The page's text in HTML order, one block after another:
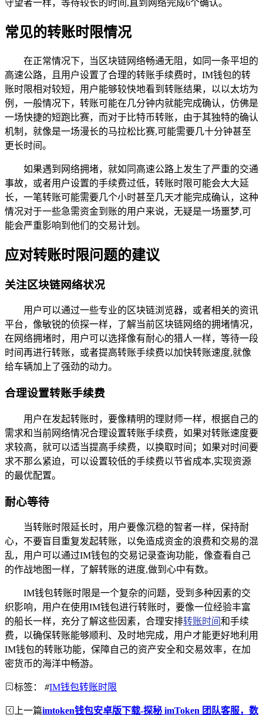
守望者一样，等待较长的时间,直到网络完成6个确认。
常见的转账时限情况
在正常情况下，当区块链网络畅通无阻，如同一条平坦的
高速公路，且用户设置了合理的转账手续费时，IM钱包的转
账时限相对较短，用户能够较快地看到转账结果，以以太坊为
例，一般情况下，转账可能在几分钟内就能完成确认，仿佛是
一场快捷的短跑比赛，而对于比特币转账，由于其独特的确认
机制，就像是一场漫长的马拉松比赛,可能需要几十分钟甚至
更长时间。
如果遇到网络拥堵，就如同高速公路上发生了严重的交通
事故，或者用户设置的手续费过低，转账时限可能会大大延
长，一笔转账可能需要几个小时甚至几天才能完成确认，这种
情况对于一些急需资金到账的用户来说，无疑是一场噩梦,可
能会严重影响到他们的交易计划。
应对转账时限问题的建议
关注区块链网络状况
用户可以通过一些专业的区块链浏览器，或者相关的资讯
平台，像敏锐的侦探一样，了解当前区块链网络的拥堵情况，
在网络拥堵时，用户可以选择像有耐心的猎人一样，等待一段
时间再进行转账，或者提高转账手续费以加快转账速度,就像
给车辆加上了强劲的动力。
合理设置转账手续费
用户在发起转账时，要像精明的理财师一样，根据自己的
需求和当前网络情况合理设置转账手续费，如果对转账速度要
求较高，就可以适当提高手续费，以换取时间；如果对时间要
求不那么紧迫，可以设置较低的手续费以节省成本,实现资源
的最优配置。
耐心等待
当转账时限延长时，用户要像沉稳的智者一样，保持耐
心，不要盲目重复发起转账，以免造成资金的浪费和交易的混
乱，用户可以通过IM钱包的交易记录查询功能，像查看自己
的作战地图一样，了解转账的进度,做到心中有数。
IM钱包转账时限是一个复杂的问题，受到多种因素的交
织影响，用户在使用IM钱包进行转账时，要像一位经验丰富
的船长一样，充分了解这些因素，合理安排转账时间和手续
费，以确保转账能够顺利、及时地完成，用户才能更好地利用
IM钱包的转账功能，保障自己的资产安全和交易效率，在加
密货币的海洋中畅游。
标签： #IM钱包转账时限
上一篇imtoken钱包安卓版下载-探秘 imToken 团队客服，数